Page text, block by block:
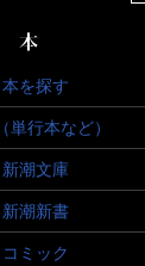
本
本を探す
単行本など）
新潮文庫
新潮新書
コミック